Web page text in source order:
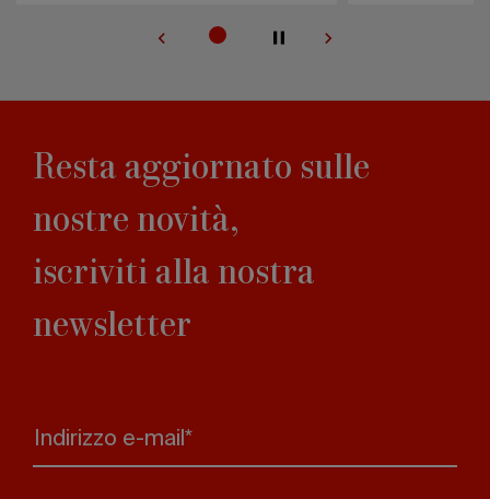
Resta aggiornato sulle
nostre novità,
iscriviti alla nostra
newsletter
Indirizzo e-mail*